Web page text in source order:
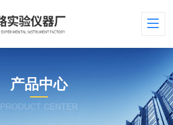
产品中心
PRODUCT CENTER